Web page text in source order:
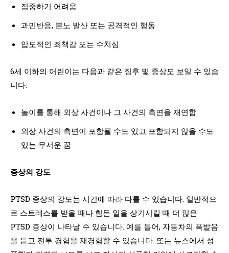
집중하기 어려움
과민반응, 분노 발산 또는 공격적인 행동
압도적인 죄책감 또는 수치심
6세 이하의 어린이는 다음과 같은 징후 및 증상도 보일 수 있습
니다:
놀이를 통해 외상 사건이나 그 사건의 측면을 재연함
외상 사건의 측면이 포함될 수도 있고 포함되지 않을 수도
있는 무서운 꿈
증상의 강도
PTSD 증상의 강도는 시간에 따라 다를 수 있습니다. 일반적으
로 스트레스를 받을 때나 힘든 일을 상기시킬 때 더 많은
PTSD 증상이 나타날 수 있습니다. 예를 들어, 자동차의 폭발음
을 듣고 전투 경험을 재경험할 수 있습니다. 또는 뉴스에서 성